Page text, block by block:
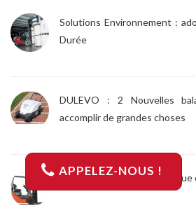
APPELEZ-NOUS !
Solutions Environnement :
Durée
DULEVO : 2 Nouvelles
accomplir de grandes choses
Tonero Optimax :